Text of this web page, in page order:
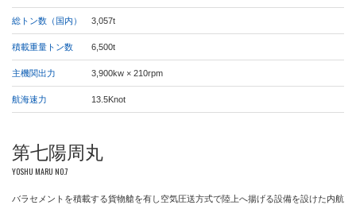
総トン数（国内） 3,057t
積載重量トン数 6,500t
主機関出力 3,900kw × 210rpm
航海速力 13.5Knot
第七陽周丸
YOSHU MARU NO.7
バラセメントを積載する貨物艙を有し空気圧送方式で陸上へ揚げる設備を設けた内航